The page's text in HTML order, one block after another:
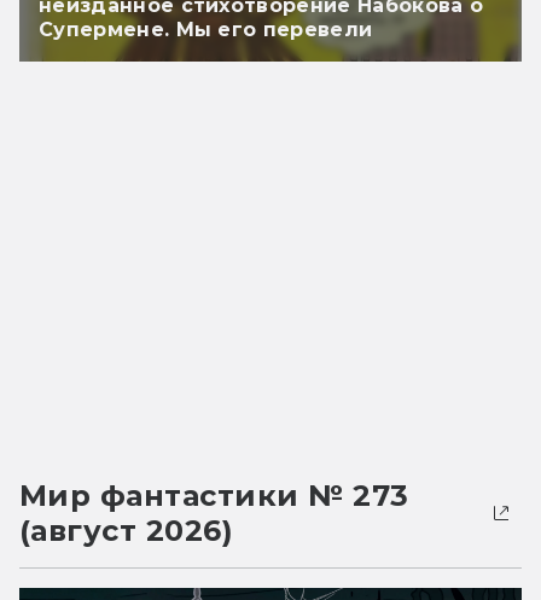
неизданное стихотворение Набокова о
Супермене. Мы его перевели
Мир фантастики № 273
(август 2026)